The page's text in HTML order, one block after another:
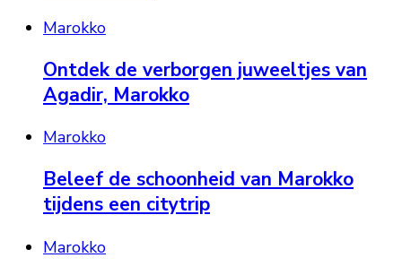
Marokko
Ontdek de verborgen juweeltjes van
Agadir, Marokko
Marokko
Beleef de schoonheid van Marokko
tijdens een citytrip
Marokko